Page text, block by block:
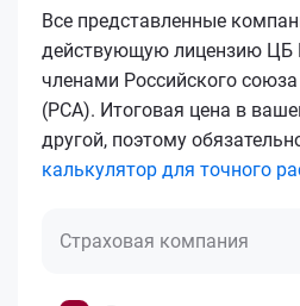
Все представленные
действующую лицензию ЦБ
членами Российского
(РСА). Итоговая цена в
другой, поэтому
калькулятор для точного
Страховая компания